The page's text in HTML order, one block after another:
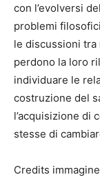
con l’evolversi
problemi
le discussioni tra
perdono la loro
individuare le
costruzione del
l’acquisizione di
stesse di
Credits